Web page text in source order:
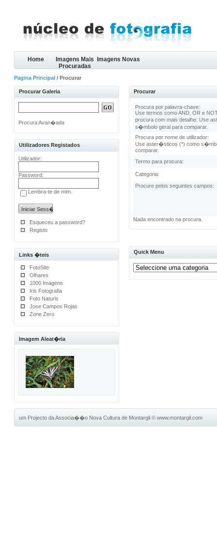
Home
Imagens Mais
Procuradas
Imagens Novas
Pagina Principal / Procurar
Procurar Galeria
Procura Avan�ada
Utilizadores Registados
Utilizador:
Password:
Lembra-te de mim.
Esqueceu a password?
Registo
Links �teis
FotoSite
Olhares
1000 Imagens
Iris Fotografia
Foto Naturis
Jose Campos Rojas
Zone Zero
Imagem Aleat�ria
Procurar
Procura por palavra-chave:
Use termos como AND, OR e
procura com mais detalhe. Use
s�mbolo geral para comparar.
Procura por nome de utilizador:
Use aster�sticos (*) como
comparar.
Termo para procura:
Categoria:
Procure pelos seguintes campos:
Nada encontrado na procura.
Quick Menu
um Projecto da Associa��o Nova Cultura de Montargil©www.montargil.com